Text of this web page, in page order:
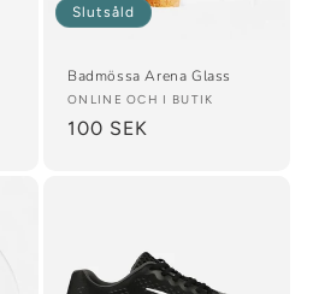
Slutsåld
Badmössa Arena Glass
Säljare:
ONLINE OCH I BUTIK
Ordinarie
100 SEK